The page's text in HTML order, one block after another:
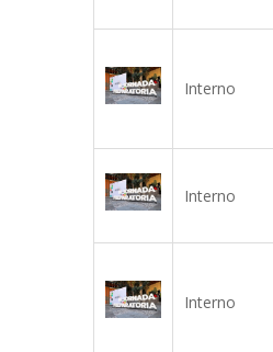
Interno
Interno
Interno